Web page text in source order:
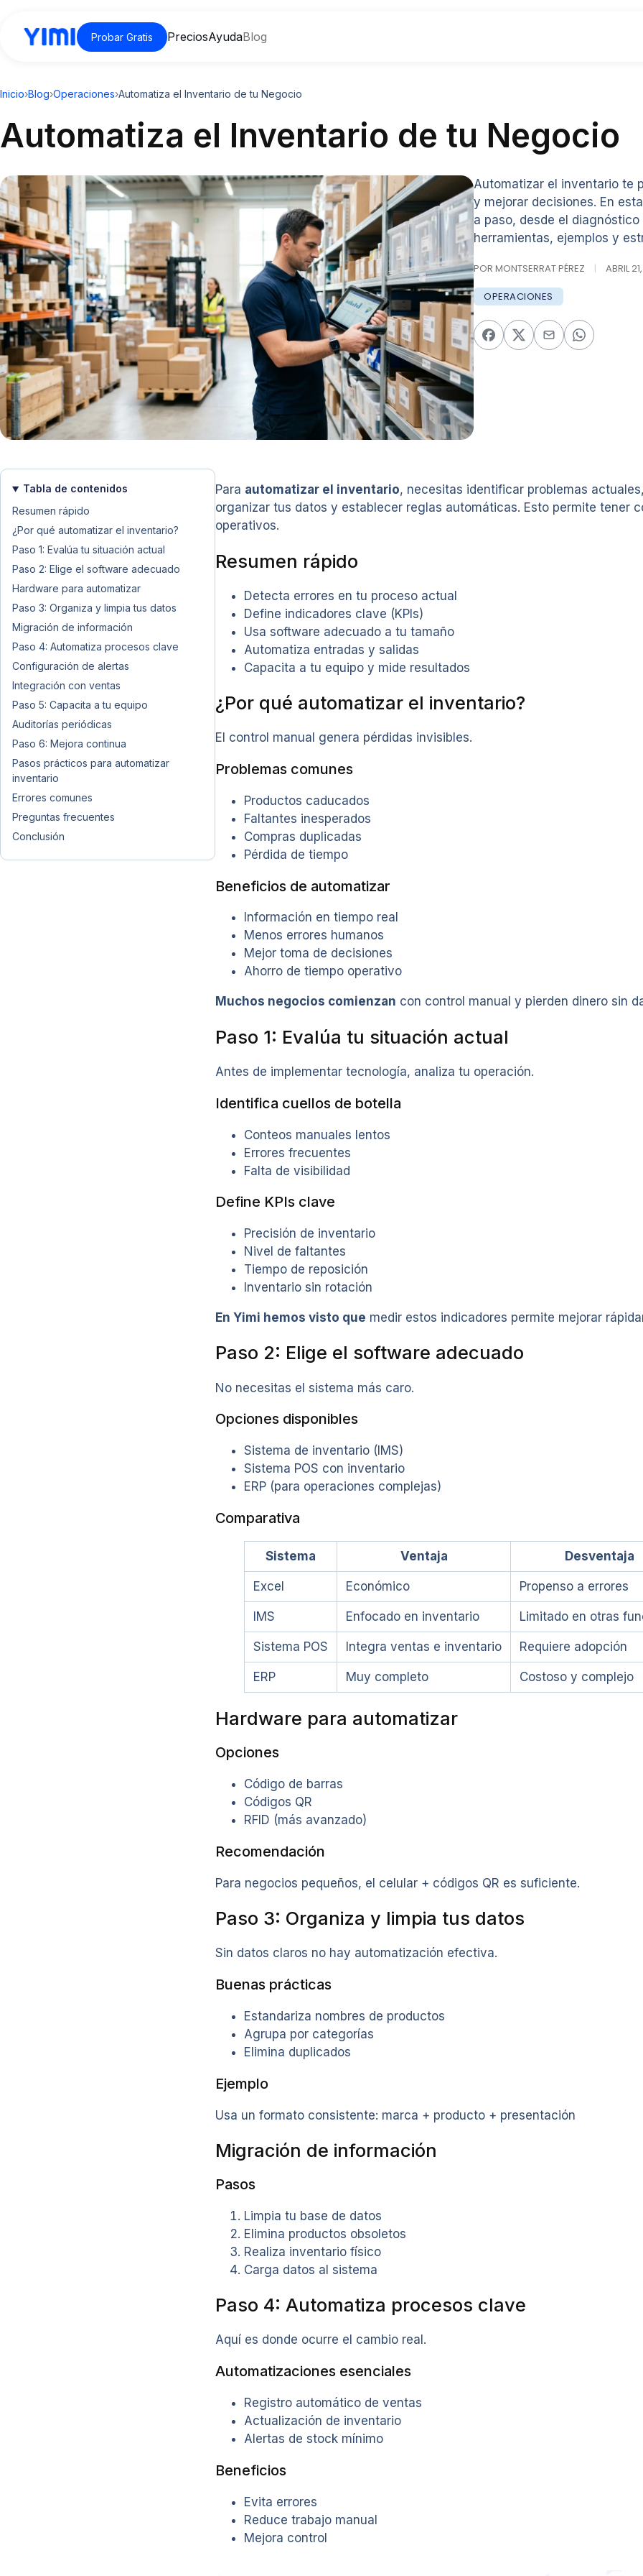
Probar Gratis PreciosAyudaBlog
Inicio›Blog›Operaciones›Automatiza el Inventario de tu Negocio
Automatiza el Inventario de tu Negocio
Automatizar el inventario te
y mejorar decisiones. En
a paso, desde el
herramientas, ejemplos y
POR MONTSERRAT PÉREZ | ABRIL
OPERACIONES
Tabla de contenidos
Resumen rápido
¿Por qué automatizar el inventario?
Paso 1: Evalúa tu situación actual
Paso 2: Elige el software adecuado
Hardware para automatizar
Paso 3: Organiza y limpia tus datos
Migración de información
Paso 4: Automatiza procesos clave
Configuración de alertas
Integración con ventas
Paso 5: Capacita a tu equipo
Auditorías periódicas
Paso 6: Mejora continua
Pasos prácticos para automatizar
inventario
Errores comunes
Preguntas frecuentes
Conclusión
Para automatizar el inventario, necesitas identificar problemas
organizar tus datos y establecer reglas automáticas. Esto permite tener
operativos.
Resumen rápido
Detecta errores en tu proceso actual
Define indicadores clave (KPIs)
Usa software adecuado a tu tamaño
Automatiza entradas y salidas
Capacita a tu equipo y mide resultados
¿Por qué automatizar el inventario?
El control manual genera pérdidas invisibles.
Problemas comunes
Productos caducados
Faltantes inesperados
Compras duplicadas
Pérdida de tiempo
Beneficios de automatizar
Información en tiempo real
Menos errores humanos
Mejor toma de decisiones
Ahorro de tiempo operativo
Muchos negocios comienzan con control manual y pierden dinero sin
Paso 1: Evalúa tu situación actual
Antes de implementar tecnología, analiza tu operación.
Identifica cuellos de botella
Conteos manuales lentos
Errores frecuentes
Falta de visibilidad
Define KPIs clave
Precisión de inventario
Nivel de faltantes
Tiempo de reposición
Inventario sin rotación
En Yimi hemos visto que medir estos indicadores permite mejorar
Paso 2: Elige el software adecuado
No necesitas el sistema más caro.
Opciones disponibles
Sistema de inventario (IMS)
Sistema POS con inventario
ERP (para operaciones complejas)
Comparativa
Sistema Ventaja Desventaja
Excel Económico Propenso a errores
IMS Enfocado en inventario Limitado en otras
Sistema POS Integra ventas e inventario Requiere adopción
ERP Muy completo Costoso y complejo
Hardware para automatizar
Opciones
Código de barras
Códigos QR
RFID (más avanzado)
Recomendación
Para negocios pequeños, el celular + códigos QR es suficiente.
Paso 3: Organiza y limpia tus datos
Sin datos claros no hay automatización efectiva.
Buenas prácticas
Estandariza nombres de productos
Agrupa por categorías
Elimina duplicados
Ejemplo
Usa un formato consistente: marca + producto + presentación
Migración de información
Pasos
Limpia tu base de datos
Elimina productos obsoletos
Realiza inventario físico
Carga datos al sistema
Paso 4: Automatiza procesos clave
Aquí es donde ocurre el cambio real.
Automatizaciones esenciales
Registro automático de ventas
Actualización de inventario
Alertas de stock mínimo
Beneficios
Evita errores
Reduce trabajo manual
Mejora control